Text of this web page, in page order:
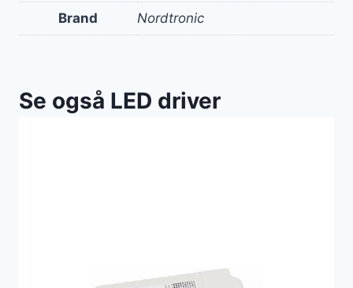
Brand Nordtronic
Se også LED driver